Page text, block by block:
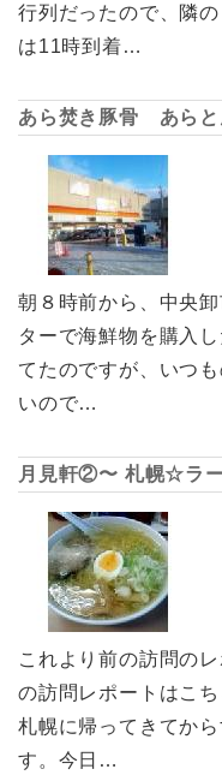
行列だったので、隣
は11時到着…
あら焚き豚骨 あら
朝８時前から、中央
ターで海鮮物を購入
てたのですが、いつ
いので…
月見軒②〜 札幌☆ラ
これより前の訪問の
の訪問レポートはこ
札幌に帰ってきてか
す。今日…